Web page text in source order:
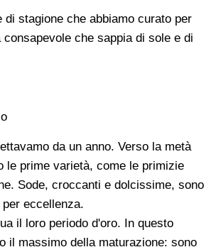
di stagione che abbiamo curato per
che sappia di sole e di
da un anno. Verso la metà
le prime varietà, come le primizie
Sode, croccanti e dolcissime, sono
eccellenza.
il loro periodo d'oro. In questo
il massimo della maturazione: sono